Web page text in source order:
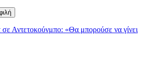
Αντετοκούνμπο: «Θα μπορούσε να γίνει